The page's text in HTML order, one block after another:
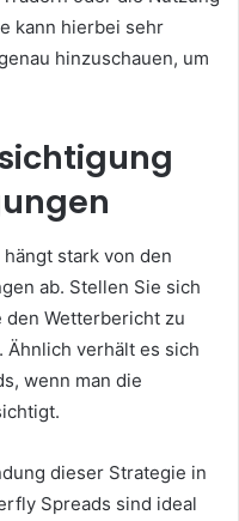
kann hierbei sehr
hinzuschauen, um
stark von den
ab. Stellen Sie sich
den Wetterbericht zu
Ähnlich verhält es sich
wenn man die
dieser Strategie in
Spreads sind ideal